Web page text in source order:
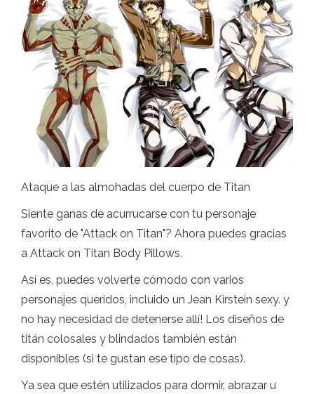
Ataque a las almohadas del cuerpo de Titan
Siente ganas de acurrucarse con tu personaje
favorito de "Attack on Titan"? Ahora puedes gracias
a Attack on Titan Body Pillows.
Así es, puedes volverte cómodo con varios
personajes queridos, incluido un Jean Kirstein sexy. y
no hay necesidad de detenerse allí! Los diseños de
titán colosales y blindados también están
disponibles (si te gustan ese tipo de cosas).
Ya sea que estén utilizados para dormir, abrazar u